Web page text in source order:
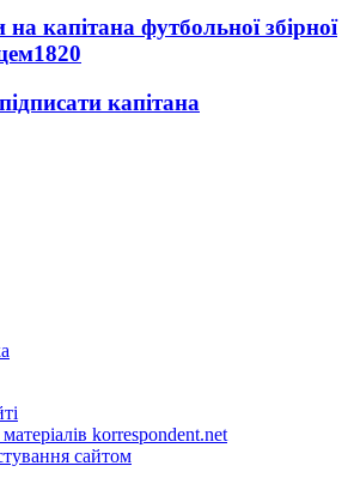
капітана футбольної збірної
1820
капітана
korrespondent.net
сайтом